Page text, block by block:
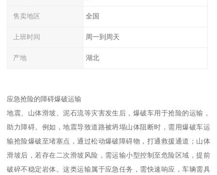
售卖地区 全国
上班时间 周一到周天
产地 湖北
应急抢险的障碍爆破运输​
地震、山体滑坡、泥石流等灾害发生后，爆破车用于抢险的运输，
助力障碍。例如，地震导致道路被坍塌山体阻断时，需用爆破车运
输抢险爆破至堵塞点，通过松动爆破障碍物，打通救援通道；山体
滑坡后，若存在二次滑坡风险，需运输小型控制至危险区域，提前
破碎不稳定岩体。这类运输属于应急任务，需快速响应，车辆需具